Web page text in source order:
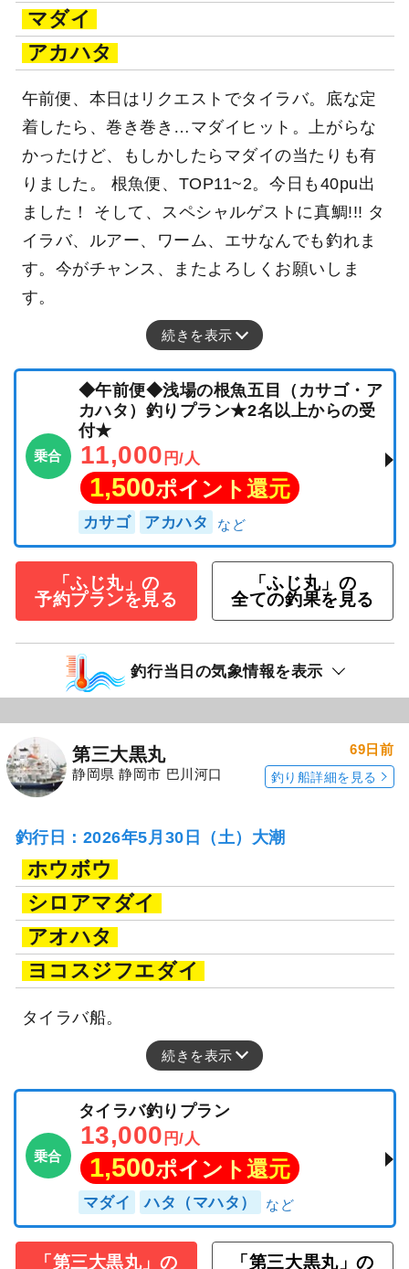
マダイ
アカハタ
午前便、本日はリクエストでタイラバ。底な定
着したら、巻き巻き…マダイヒット。上がらな
かったけど、もしかしたらマダイの当たりも有
りました。 根魚便、TOP11~2。今日も40pu出
ました！ そして、スペシャルゲストに真鯛!!! タ
イラバ、ルアー、ワーム、エサなんでも釣れま
す。今がチャンス、またよろしくお願いしま
す。
続きを表示
乗合
◆午前便◆浅場の根魚五目（カサゴ・ア
カハタ）釣りプラン★2名以上からの受
付★
11,000 円/人
1,500ポイント還元
カサゴ アカハタ
「ふじ丸」の
予約プランを見る
「ふじ丸」の
全ての釣果を見る
釣行当日の気象情報を表示
第三大黒丸
静岡県 静岡市 巴川河口
69日前
釣り船詳細を見る
釣行日：2026年5月30日（土）大潮
ホウボウ
シロアマダイ
アオハタ
ヨコスジフエダイ
タイラバ船。
続きを表示
乗合
タイラバ釣りプラン
13,000 円/人
1,500ポイント還元
マダイ ハタ（マハタ）
「第三大黒丸」の
「第三大黒丸」の